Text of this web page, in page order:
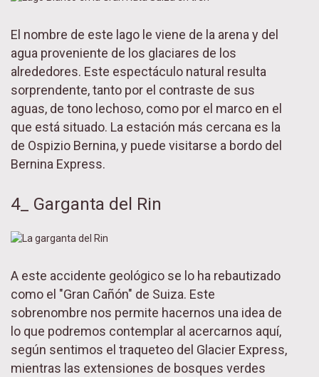
El nombre de este lago le viene de la arena y del
agua proveniente de los glaciares de los
alrededores. Este espectáculo natural resulta
sorprendente, tanto por el contraste de sus
aguas, de tono lechoso, como por el marco en el
que está situado. La estación más cercana es la
de Ospizio Bernina, y puede visitarse a bordo del
Bernina Express.
4_ Garganta del Rin
A este accidente geológico se lo ha rebautizado
como el "Gran Cañón" de Suiza. Este
sobrenombre nos permite hacernos una idea de
lo que podremos contemplar al acercarnos aquí,
según sentimos el traqueteo del Glacier Express,
mientras las extensiones de bosques verdes